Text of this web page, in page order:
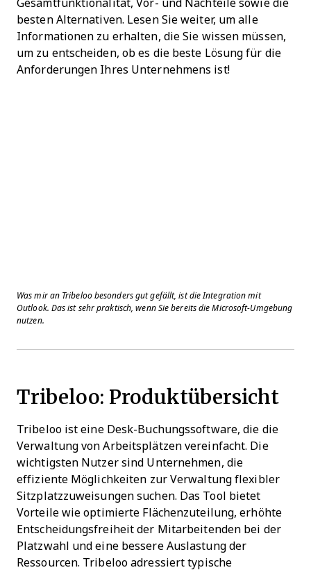
Gesamtfunktionalität, Vor- und Nachteile sowie die
besten Alternativen. Lesen Sie weiter, um alle
Informationen zu erhalten, die Sie wissen müssen,
um zu entscheiden, ob es die beste Lösung für die
Anforderungen Ihres Unternehmens ist!
Was mir an Tribeloo besonders gut gefällt, ist die Integration mit
Outlook. Das ist sehr praktisch, wenn Sie bereits die Microsoft-Umgebung
nutzen.
Tribeloo: Produktübersicht
Tribeloo ist eine Desk-Buchungssoftware, die die
Verwaltung von Arbeitsplätzen vereinfacht. Die
wichtigsten Nutzer sind Unternehmen, die
effiziente Möglichkeiten zur Verwaltung flexibler
Sitzplatzzuweisungen suchen. Das Tool bietet
Vorteile wie optimierte Flächenzuteilung, erhöhte
Entscheidungsfreiheit der Mitarbeitenden bei der
Platzwahl und eine bessere Auslastung der
Ressourcen. Tribeloo adressiert typische